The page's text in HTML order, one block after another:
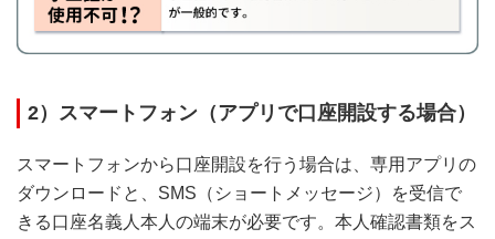
2）スマートフォン（アプリで口座開設する場合）
スマートフォンから口座開設を行う場合は、専用アプリの
ダウンロードと、SMS（ショートメッセージ）を受信で
きる口座名義人本人の端末が必要です。本人確認書類をス